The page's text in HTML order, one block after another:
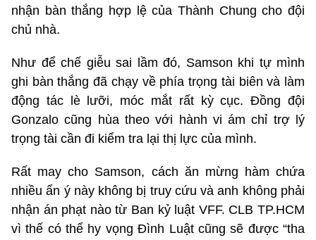
nhận bàn thắng hợp lệ của Thành Chung cho đội
chủ nhà.
Như để chế giễu sai lầm đó, Samson khi tự mình
ghi bàn thắng đã chạy về phía trọng tài biên và làm
động tác lè lưỡi, móc mắt rất kỳ cục. Đồng đội
Gonzalo cũng hùa theo với hành vi ám chỉ trợ lý
trọng tài cần đi kiểm tra lại thị lực của mình.
Rất may cho Samson, cách ăn mừng hàm chứa
nhiều ẩn ý này không bị truy cứu và anh không phải
nhận án phạt nào từ Ban kỷ luật VFF. CLB TP.HCM
vì thế có thể hy vọng Đình Luật cũng sẽ được “tha